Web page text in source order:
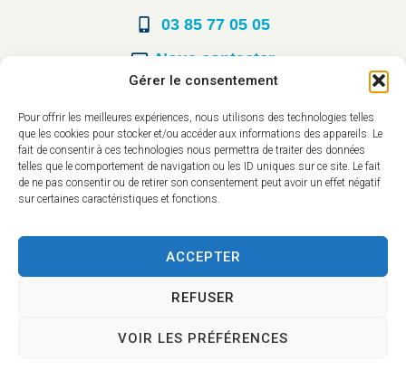
Gérer le consentement
Pour offrir les meilleures expériences, nous utilisons des technologies telles
que les cookies pour stocker et/ou accéder aux informations des appareils. Le
fait de consentir à ces technologies nous permettra de traiter des données
telles que le comportement de navigation ou les ID uniques sur ce site. Le fait
de ne pas consentir ou de retirer son consentement peut avoir un effet négatif
sur certaines caractéristiques et fonctions.
ACCEPTER
REFUSER
VOIR LES PRÉFÉRENCES
03 85 77 05 05
Nous contacter
Du lundi au vendredi :
8h30 à 12h00